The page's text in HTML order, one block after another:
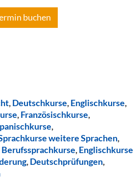
buchen
,Deutschkurse,Englischkurse,
,Französischkurse,
,
weitere Sprachen,
Berufssprachkurse,Englischkurse
,Deutschprüfungen,